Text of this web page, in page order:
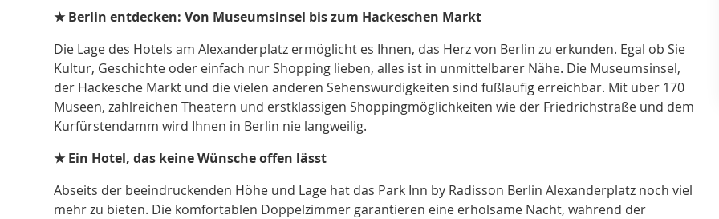
★ Berlin entdecken: Von Museumsinsel bis zum Hackeschen Markt
Die Lage des Hotels am Alexanderplatz ermöglicht es Ihnen, das Herz von Berlin zu erkunden. Egal ob Sie
Kultur, Geschichte oder einfach nur Shopping lieben, alles ist in unmittelbarer Nähe. Die Museumsinsel,
der Hackesche Markt und die vielen anderen Sehenswürdigkeiten sind fußläufig erreichbar. Mit über 170
Museen, zahlreichen Theatern und erstklassigen Shoppingmöglichkeiten wie der Friedrichstraße und dem
Kurfürstendamm wird Ihnen in Berlin nie langweilig.
★ Ein Hotel, das keine Wünsche offen lässt
Abseits der beeindruckenden Höhe und Lage hat das Park Inn by Radisson Berlin Alexanderplatz noch viel
mehr zu bieten. Die komfortablen Doppelzimmer garantieren eine erholsame Nacht, während der